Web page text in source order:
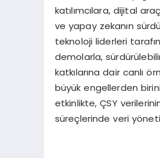
katılımcılara, dijital
ve yapay zekanın
teknoloji liderleri
demolarla,
katkılarına dair canlı
büyük engellerden
etkinlikte, ÇSY
süreçlerinde veri